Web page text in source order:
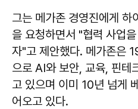
그는 메가존 경영진에게 하
을 요청하면서 "협력 사업
자"고 제안했다. 메가존은
으로 AI와 보안, 교육, 핀테
고 있으며 이미 10년 넘게
어오고 있다.